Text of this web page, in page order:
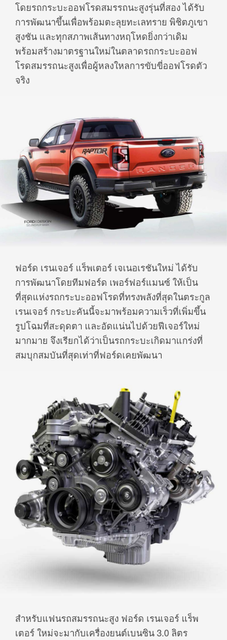
โดยรถกระบะออฟโรดสมรรถนะสูงรุ่นที่สอง ได้รับ
การพัฒนาขึ้นเพื่อพร้อมตะลุยทะเลทราย พิชิตภูเขา
สูงชัน และทุกสภาพเส้นทางหฤโหดยิ่งกว่าเดิม
พร้อมสร้างมาตรฐานใหม่ในตลาดรถกระบะออฟ
โรดสมรรถนะสูงเพื่อผู้หลงใหลการขับขี่ออฟโรดตัว
จริง
ฟอร์ด เรนเจอร์ แร็พเตอร์ เจเนอเรชันใหม่ ได้รับ
การพัฒนาโดยทีมฟอร์ด เพอร์ฟอร์แมนซ์ ให้เป็น
ที่สุดแห่งรถกระบะออฟโรดที่ทรงพลังที่สุดในตระกูล
เรนเจอร์ กระบะคันนี้จะมาพร้อมความเร็วที่เพิ่มขึ้น
รูปโฉมที่สะดุดตา และอัดแน่นไปด้วยฟีเจอร์ใหม่
มากมาย จึงเรียกได้ว่าเป็นรถกระบะเกิดมาแกร่งที่
สมบุกสมบันที่สุดเท่าที่ฟอร์ดเคยพัฒนา
สำหรับแฟนรถสมรรถนะสูง ฟอร์ด เรนเจอร์ แร็พ
เตอร์ ใหม่จะมากับเครื่องยนต์เบนซิน 3.0 ลิตร